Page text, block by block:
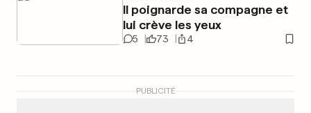
Il poignarde sa compagne et
lui crève les yeux
5 73 4
PUBLICITÉ